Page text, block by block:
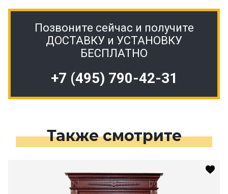
Позвоните сейчас и получите
ДОСТАВКУ и УСТАНОВКУ
БЕСПЛАТНО
+7 (495) 790-42-31
Также смотрите